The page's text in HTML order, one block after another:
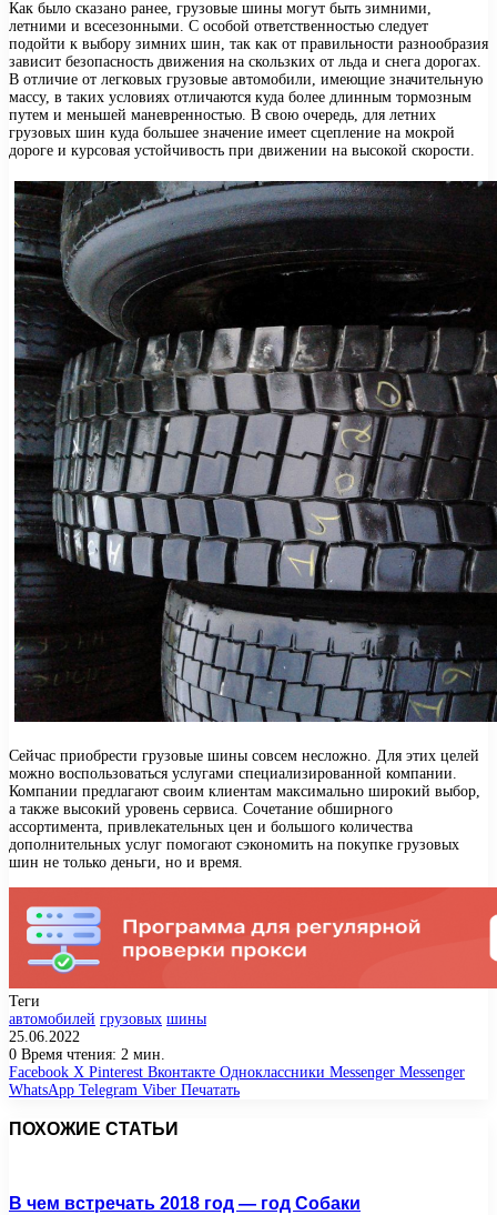
Как было сказано ранее, грузовые шины могут быть зимними,
летними и всесезонными. С особой ответственностью следует
подойти к выбору зимних шин, так как от правильности разнообразия
зависит безопасность движения на скользких от льда и снега дорогах.
В отличие от легковых грузовые автомобили, имеющие значительную
массу, в таких условиях отличаются куда более длинным тормозным
путем и меньшей маневренностью. В свою очередь, для летних
грузовых шин куда большее значение имеет сцепление на мокрой
дороге и курсовая устойчивость при движении на высокой скорости.
Сейчас приобрести грузовые шины совсем несложно. Для этих целей
можно воспользоваться услугами специализированной компании.
Компании предлагают своим клиентам максимально широкий выбор,
а также высокий уровень сервиса. Сочетание обширного
ассортимента, привлекательных цен и большого количества
дополнительных услуг помогают сэкономить на покупке грузовых
шин не только деньги, но и время.
Теги
автомобилей грузовых шины
25.06.2022
0 Время чтения: 2 мин.
Facebook X Pinterest Вконтакте Одноклассники Messenger Messenger
WhatsApp Telegram Viber Печатать
ПОХОЖИЕ СТАТЬИ
В чем встречать 2018 год — год Собаки